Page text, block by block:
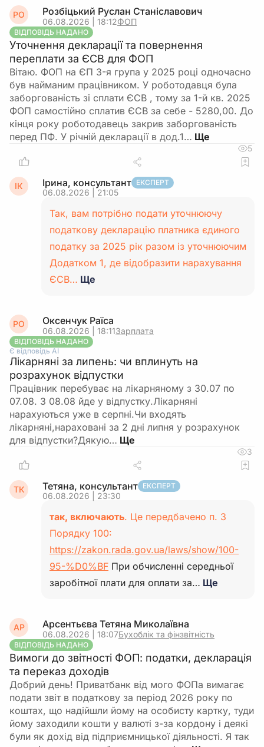
РО Розбіцький Руслан Станіславович
06.08.2026 | 18:12ФОП
ВІДПОВІДЬ НАДАНО
Уточнення декларації та повернення
переплати за ЄСВ для ФОП
Вітаю. ФОП на ЄП 3-я група у 2025 році одночасно
був найманим працівником. У роботодавця була
заборгованість зі сплати ЄСВ , тому за 1-й кв. 2025
ФОП самостійно сплатив ЄСВ за себе - 5280,00. До
кінця року роботодавець закрив заборгованість
перед ПФ. У річній декларації в дод.1…
5
ІК Ірина, консультант ЕКСПЕРТ
06.08.2026 | 21:05
Так, вам потрібно подати уточнюючу
податкову декларацію платника єдиного
податку за 2025 рік разом із уточнюючим
Додатком 1, де відобразити нарахування
ЄСВ… Ще
РО Оксенчук Раїса
06.08.2026 | 18:11Зарплата
ВІДПОВІДЬ НАДАНО
Є відповідь АІ
Лікарняні за липень: чи вплинуть на
розрахунок відпустки
Працівник перебуває на лікарняному з 30.07 по
07.08. З 08.08 йде у відпустку.Лікарняні
нарахуються уже в серпні.Чи входять
лікарняні,нараховані за 2 дні липня у розрахунок
для відпустки?Дякую…
3
ТК Тетяна, консультант ЕКСПЕРТ
06.08.2026 | 23:30
так, включають. Це передбачено п. 3
Порядку 100:
https://zakon.rada.gov.ua/laws/show/100-
95-%D0%BF При обчисленні середньої
заробітної плати для оплати за… Ще
АР Арсентьєва Тетяна Миколаївна
06.08.2026 | 18:07Бухоблік та фінзвітність
ВІДПОВІДЬ НАДАНО
Вимоги до звітності ФОП: податки, декларація
та переказ доходів
Добрий день! Приватбанк від мого ФОПа вимагає
подати звіт в податкову за період 2026 року по
коштах, що надійшли йому на особисту картку, туди
йому заходили кошти у валюті з-за кордону і деякі
були як дохід від підприємницької діяльності. Я так